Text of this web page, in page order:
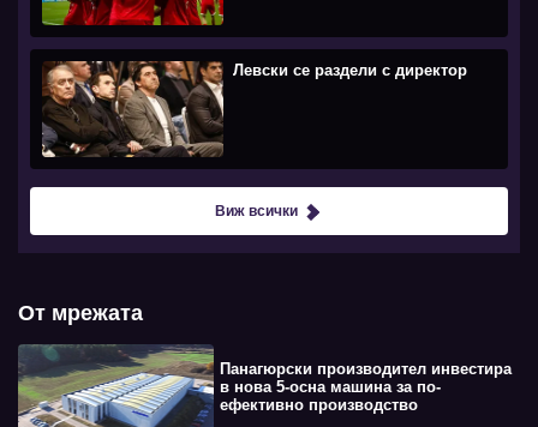
Левски се раздели с директор
Виж всички
От мрежата
Панагюрски производител инвестира
в нова 5-осна машина за по-
ефективно производство